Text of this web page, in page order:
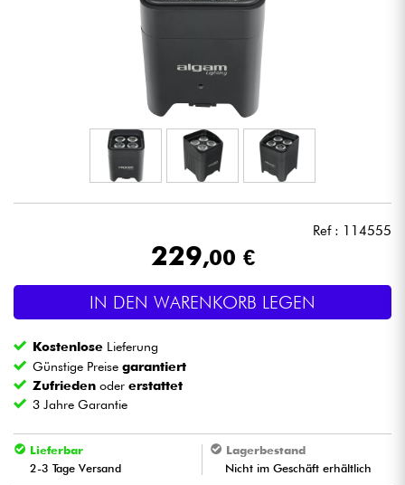
Licht
Blasinstrumente
Kinder
Ref : 114555
229,00 €
IN DEN WARENKORB LEGEN
Kostenlose Lieferung
Günstige Preisegarantiert
Zufrieden odererstattet
3 Jahre Garantie
Lieferbar
2-3 Tage Versand
Lagerbestand
Nicht im Geschäft erhältlich